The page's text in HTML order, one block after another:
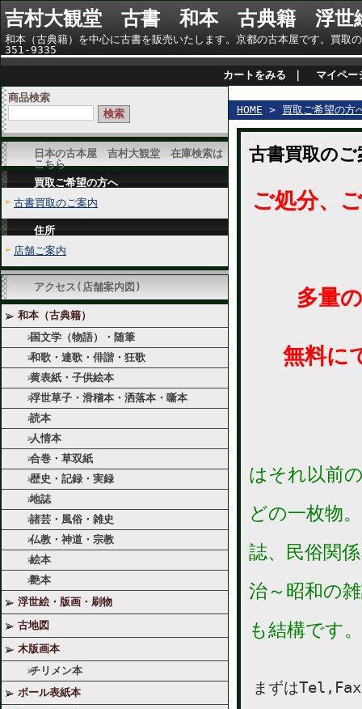
吉村大観堂 古書 和本 古典籍 浮世
和本（古典籍）を中心に古書を販売いたします。京都の古本屋です。買
351-9335
カートをみる
マイペー
商品検索
日本の古本屋 吉村大観堂 在庫検索は
こちら
買取ご希望の方へ
古書買取のご案内
住所
店舗ご案内
アクセス(店舗案内図)
和本（古典籍）
国文学（物語）・随筆
和歌・連歌・俳諧・狂歌
黄表紙・子供絵本
浮世草子・滑稽本・洒落本・噺本
読本
人情本
合巻・草双紙
歴史・記録・実録
地誌
諸芸・風俗・雑史
仏教・神道・宗教
絵本
艶本
浮世絵・版画・刷物
古地図
木版画本
チリメン本
ボール表紙本
HOME > 買取ご希望の方
古書買取のご
ご処分、
多量の
無料に
はそれ以前
どの一枚物。
誌、民俗関
治～昭和の
も結構です。
まずは